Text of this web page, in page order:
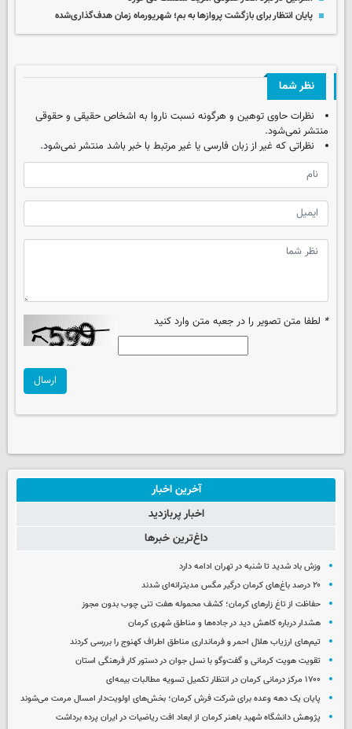
پایان انتظار برای بازگشت پروازها به بم؛ شهریورماه زمان هدف‌گذاری‌شده
نظر شما
نظرات حاوی توهین و هرگونه نسبت ناروا به اشخاص حقیقی و حقوقی
منتشر نمی‌شود.
نظراتی که غیر از زبان فارسی یا غیر مرتبط با خبر باشد منتشر نمی‌شود.
* لطفا متن تصویر را در جعبه متن وارد کنید
ارسال
آخرین اخبار
اخبار پربازدید
داغ‌ترین خبرها
وزش باد شدید تا شنبه در تهران ادامه دارد
۲۰ درصد باغ‌های کرمان درگیر مگس مدیترانه‌ای شدند
حفاظت از تاغ زارهای کرمان؛ کشف محموله هفت تنی چوب بدون مجوز
هشدار درباره کاهش دید در جاده‌ها و مناطق شهری کرمان
تیم‌های ارزیاب هلال احمر و فرمانداری مناطق اطراف کهنوج را بررسی کردند
تقویت هویت کرمانی و گفت‌وگو با نسل جوان در دستور کار فرهنگی استان
۱۷۰۰ مرکز درمانی کرمان در انتظار تکمیل تسویه مطالبات بیمه‌ای
پایان یک دهه وعده برای شرکت فرش کرمان؛ بخش‌های اولویت‌دار امسال مرمت می‌شوند
پژوهش دانشگاه شهید باهنر کرمان از ابعاد افت ریاضیات در ایران پرده برداشت